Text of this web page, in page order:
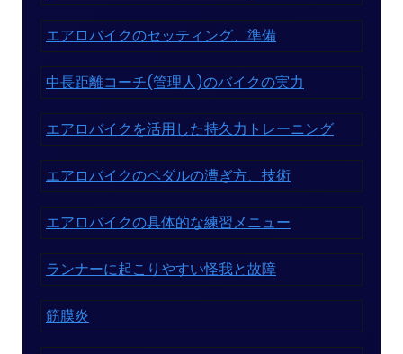
エアロバイクのセッティング、準備
中長距離コーチ(管理人)のバイクの実力
エアロバイクを活用した持久力トレーニング
エアロバイクのペダルの漕ぎ方、技術
エアロバイクの具体的な練習メニュー
ランナーに起こりやすい怪我と故障
筋膜炎